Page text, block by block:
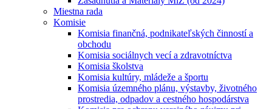
Miestna rada
Komisie
Komisia finančná, podnikateľských činností a
obchodu
Komisia sociálnych vecí a zdravotníctva
Komisia školstva
Komisia kultúry, mládeže a športu
Komisia územného plánu, výstavby, životného
prostredia, odpadov a cestného hospodárstva